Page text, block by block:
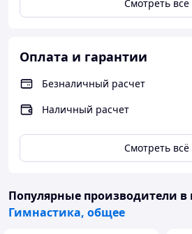
Смотреть всё
Оплата и гарантии
Безналичный расчет
Наличный расчет
Смотреть всё
Популярные производители в
Гимнастика, общее